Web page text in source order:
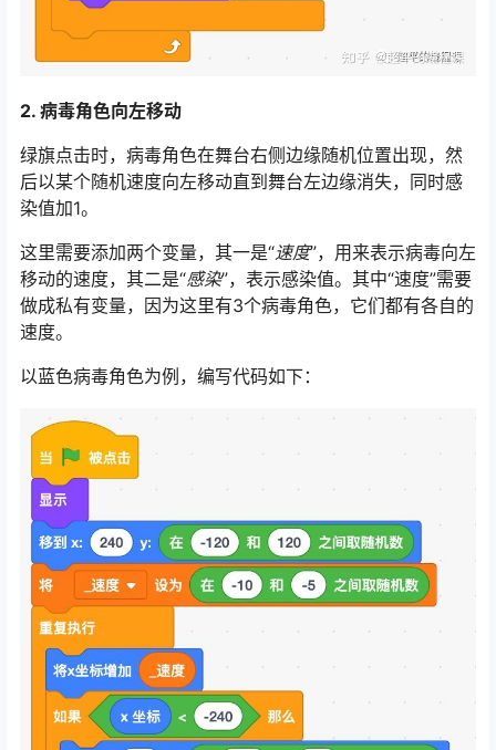
2. 病毒角色向左移动
绿旗点击时，病毒角色在舞台右侧边缘随机位置出现，然
后以某个随机速度向左移动直到舞台左边缘消失，同时感
染值加1。
这里需要添加两个变量，其一是“速度”，用来表示病毒向左
移动的速度，其二是“感染”，表示感染值。其中“速度”需要
做成私有变量，因为这里有3个病毒角色，它们都有各自的
速度。
以蓝色病毒角色为例，编写代码如下：